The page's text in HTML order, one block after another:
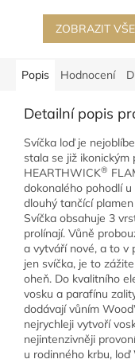
ZOBRAZIT
Popis Hodnocení
Detailní popis
Svíčka loď je
stala se již ikonickým
HEARTHWICK®
dokonalého pohodlí
dlouhý tančící
Svíčka obsahuje 3
prolínají. Vůně
a vytváří nové, a to v
jen svíčka, je to
oheň. Do kvalitního
vosku a parafínu
dodávají vůním
nejrychleji vytvoří
nejintenzivněji
u rodinného krbu,